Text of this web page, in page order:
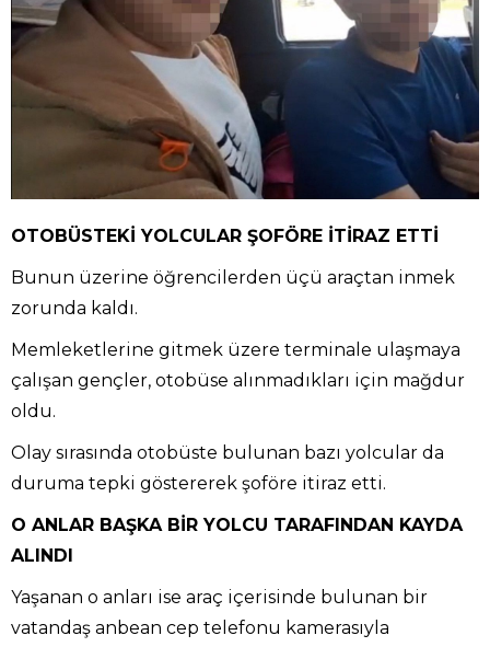
OTOBÜSTEKİ YOLCULAR ŞOFÖRE İTİRAZ ETTİ
Bunun üzerine öğrencilerden üçü araçtan inmek
zorunda kaldı.
Memleketlerine gitmek üzere terminale ulaşmaya
çalışan gençler, otobüse alınmadıkları için mağdur
oldu.
Olay sırasında otobüste bulunan bazı yolcular da
duruma tepki göstererek şoföre itiraz etti.
O ANLAR BAŞKA BİR YOLCU TARAFINDAN KAYDA
ALINDI
Yaşanan o anları ise araç içerisinde bulunan bir
vatandaş anbean cep telefonu kamerasıyla